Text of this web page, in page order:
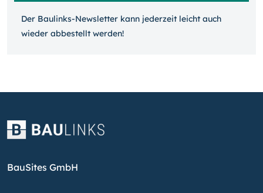
Der Baulinks-Newsletter kann jeder­zeit leicht auch
wieder ab­bestellt werden!
BauSites GmbH